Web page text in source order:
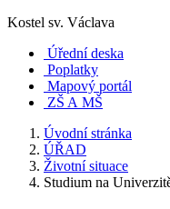
Kostel sv. Václava
Úřední deska
Poplatky
Mapový portál
ZŠ A MŠ
Úvodní stránka
ÚŘAD
Životní situace
Studium na